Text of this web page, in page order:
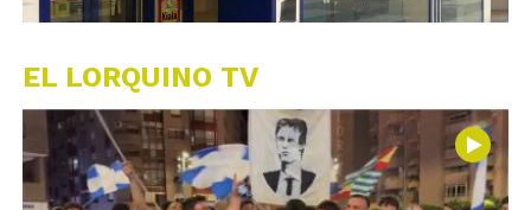
EL LORQUINO TV